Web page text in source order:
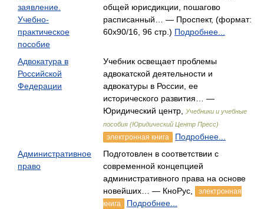
заявление.
Учебно-
практическое
пособие
общей юрисдикции, пошагово
расписанный… — Проспект, (формат:
60x90/16, 96 стр.) Подробнее...
Адвокатура в
Российской
Федерации
Учебник освещает проблемы
адвокатской деятельности и
адвокатуры в России, ее
исторического развития… —
Юридический центр,
Учебники и учебные
пособия (Юридический Центр Пресс)
электронная книга
Подробнее...
Административное
право
Подготовлен в соответствии с
современной концепцией
административного права на основе
новейших… — КноРус,
электронная
книга
Подробнее...